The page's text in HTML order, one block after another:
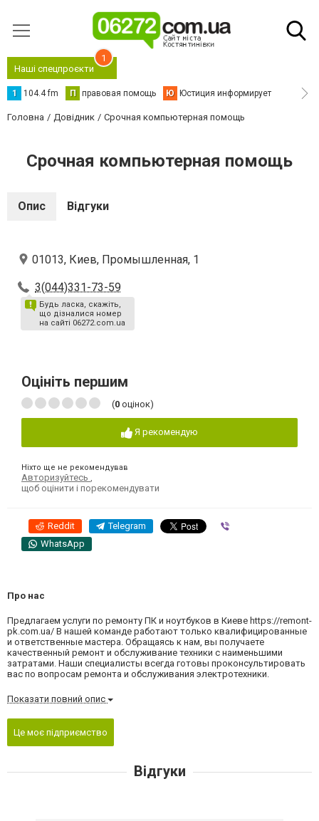
Наші спецпроєкти
1
1 104.4 fm П правовая помощь Ю Юстиция информирует
Головна Довідник Срочная компьютерная помощь
Срочная компьютерная помощь
Опис Відгуки
01013, Киев, Промышленная, 1
3(044)331-73-59
Будь ласка, скажіть,
що дізналися номер
на сайті 06272.com.ua
Оцініть першим
(0 оцінок)
Я рекомендую
Ніхто ще не рекомендував
Авторизуйтесь
щоб оцінити і порекомендувати
Reddit Telegram
WhatsApp
Про нас
Предлагаем услуги по ремонту ПК и ноутбуков в Киеве https://remont-
pk.com.ua/ В нашей команде работают только квалифицированные
и ответственные мастера. Обращаясь к нам, вы получаете
качественный ремонт и обслуживание техники с наименьшими
затратами. Наши специалисты всегда готовы проконсультировать
вас по вопросам ремонта и обслуживания электротехники.
Показати повний опис
Це моє підприємство
Відгуки